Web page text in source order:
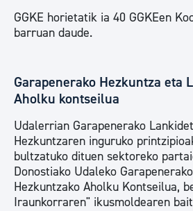
GGKE horietatik ia 40 GGKEen
barruan daude.
Garapenerako Hezkuntza eta
Aholku kontseilua
Udalerrian Garapenerako
Hezkuntzaren inguruko
bultzatuko dituen sektoreko
Donostiako Udaleko
Hezkuntzako Aholku Kontseilua,
Iraunkorraren" ikusmoldearen